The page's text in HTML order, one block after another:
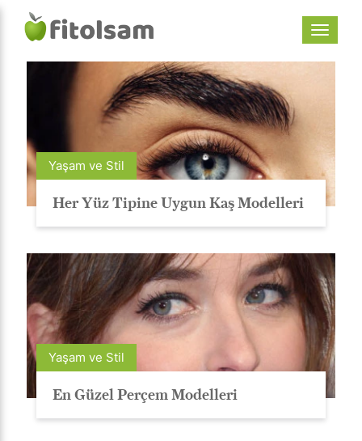
Yaşam ve Stil
Her Yüz Tipine Uygun Kaş Modelleri
Yaşam ve Stil
En Güzel Perçem Modelleri